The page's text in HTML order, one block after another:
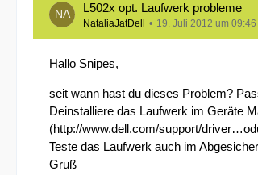
L502x opt. Laufwerk probleme
NataliaJatDell 19. Juli 2012 um 09:46
Hallo Snipes,
seit wann hast du dieses Problem?
Deinstalliere das Laufwerk im Geräte
(http://www.dell.com/support/
Teste das Laufwerk auch im
Gruß